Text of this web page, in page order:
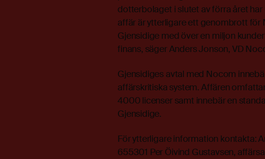
dotterbolaget i slutet av förra året
affär är ytterligare ett genombrott för
Gjensidige med över en miljon
finans, säger Anders Jonson, VD
Gjensidiges avtal med Nocom
affärskritiska system. Affären
4000 licenser samt innebär en
Gjensidige.
För ytterligare information kontakta:
655301 Per Öivind Gustavsen,